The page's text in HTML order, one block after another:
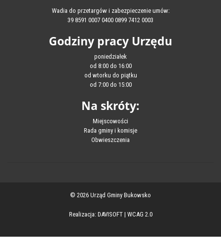
Wadia do przetargów i zabezpieczenie umów:
39 8591 0007 0400 0899 7412 0003
Godziny pracy Urzędu
poniedziałek
od 8:00 do 16:00
od wtorku do piątku
od 7:00 do 15:00
Na skróty:
Miejscowości
Rada gminy i komisje
Obwieszczenia
© 2026 Urząd Gminy Bukowsko
Realizacja: DAVISOFT| WCAG 2.0